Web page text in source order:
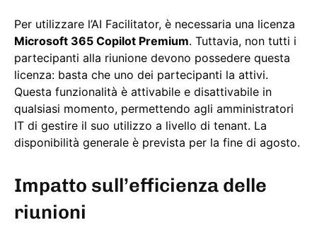
Per utilizzare l’AI Facilitator, è necessaria una licenza
Microsoft 365 Copilot Premium. Tuttavia, non tutti i
partecipanti alla riunione devono possedere questa
licenza: basta che uno dei partecipanti la attivi.
Questa funzionalità è attivabile e disattivabile in
qualsiasi momento, permettendo agli amministratori
IT di gestire il suo utilizzo a livello di tenant. La
disponibilità generale è prevista per la fine di agosto.
Impatto sull’efficienza delle
riunioni